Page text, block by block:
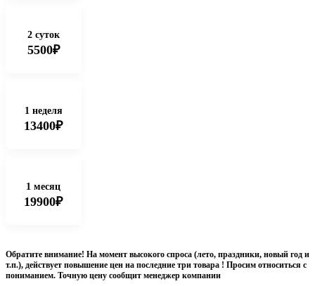
2 суток
5500₽
1 неделя
13400₽
1 месяц
19900₽
Обратите внимание! На момент высокого спроса (лето, праздники, новый год и
т.п.), действует повышение цен на последние три товара ! Просим относиться с
пониманием. Точную цену сообщит менеджер компании